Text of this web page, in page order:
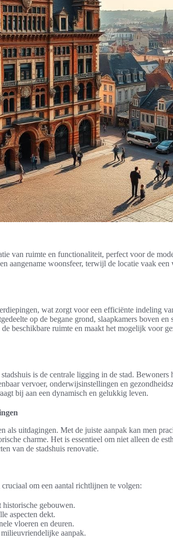
van ruimte en functionaliteit, perfect voor de
aangename woonsfeer, terwijl de locatie vaak een
wat zorgt voor een efficiënte indeling
op de begane grond, slaapkamers boven en
beschikbare ruimte en maakt het mogelijk voor
is de centrale ligging in de stad. Bewoners
vervoer, onderwijsinstellingen en
bij aan een dynamisch en gelukkig leven.
als uitdagingen. Met de juiste aanpak kan men
charme. Het is essentieel om niet alleen de
van de stadshuis renovatie.
om een aantal richtlijnen te volgen:
gebouwen.
aspecten dekt.
vloeren en deuren.
aanpak.